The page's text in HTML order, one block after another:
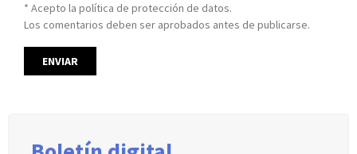
* Acepto la política de protección de datos.
Los comentarios deben ser aprobados antes de publicarse.